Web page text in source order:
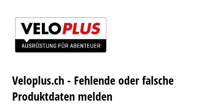
Veloplus.ch - Fehlende oder falsche
Produktdaten melden